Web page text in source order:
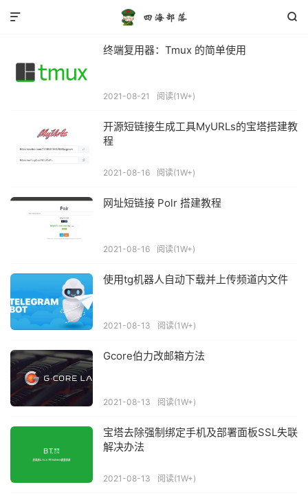


终端复用器：Tmux 的简单使用
2021-08-21 阅读(1W+)
开源短链接生成工具MyURLs的宝塔搭建教
程
2021-08-16 阅读(1W+)
网址短链接 Polr 搭建教程
2021-08-16 阅读(1W+)
使用tg机器人自动下载并上传频道内文件
2021-08-13 阅读(1W+)
Gcore伯力改邮箱方法
2021-08-13 阅读(1W+)
宝塔去除强制绑定手机及部署面板SSL失联
解决办法
2021-08-13 阅读(1W+)